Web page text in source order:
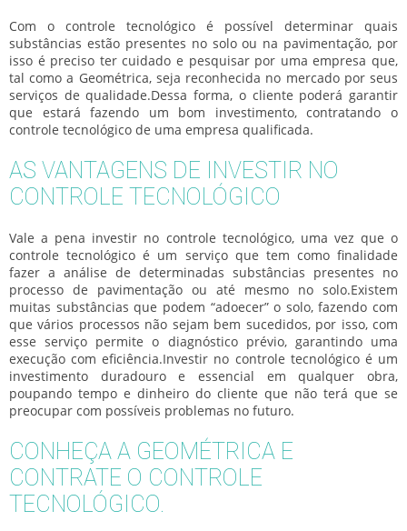
Com o controle tecnológico é possível determinar quais
substâncias estão presentes no solo ou na pavimentação, por
isso é preciso ter cuidado e pesquisar por uma empresa que,
tal como a Geométrica, seja reconhecida no mercado por seus
serviços de qualidade.Dessa forma, o cliente poderá garantir
que estará fazendo um bom investimento, contratando o
controle tecnológico de uma empresa qualificada.
AS VANTAGENS DE INVESTIR NO
CONTROLE TECNOLÓGICO
Vale a pena investir no controle tecnológico, uma vez que o
controle tecnológico é um serviço que tem como finalidade
fazer a análise de determinadas substâncias presentes no
processo de pavimentação ou até mesmo no solo.Existem
muitas substâncias que podem “adoecer” o solo, fazendo com
que vários processos não sejam bem sucedidos, por isso, com
esse serviço permite o diagnóstico prévio, garantindo uma
execução com eficiência.Investir no controle tecnológicoé um
investimento duradouro e essencial em qualquer obra,
poupando tempo e dinheiro do cliente que não terá que se
preocupar com possíveis problemas no futuro.
CONHEÇA A GEOMÉTRICA E
CONTRATE O CONTROLE
TECNOLÓGICO.